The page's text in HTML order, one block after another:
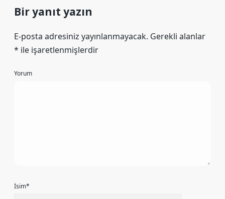
Bir yanıt yazın
E-posta adresiniz yayınlanmayacak. Gerekli alanlar
* ile işaretlenmişlerdir
Yorum
İsim*